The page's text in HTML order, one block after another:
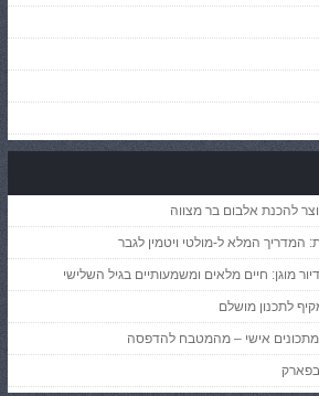
להכנת אלבום בר מצווה
המדריך המלא ל-מולטי ויטמין לגבר
מוגן: חיים מלאים ומשמעותיים בגיל השלישי
לתכנון מושלם
אישי – מהמטבח להדפסה
בפארק